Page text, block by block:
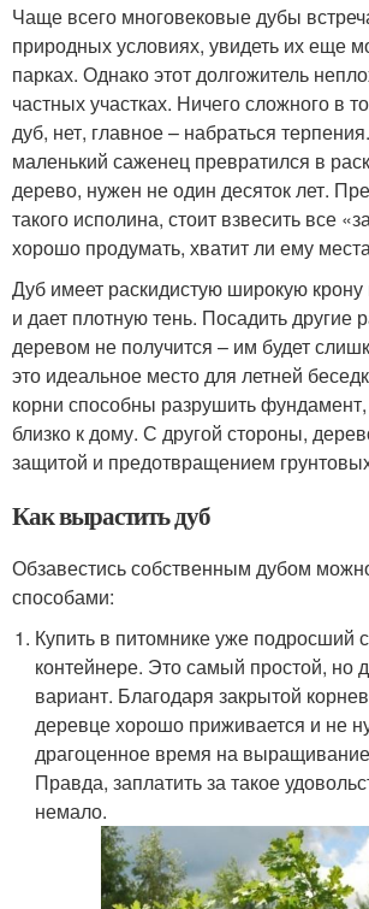
Чаще всего многовековые дубы
природных условиях, увидеть их еще
парках. Однако этот долгожитель
частных участках. Ничего сложного в
дуб, нет, главное – набраться
маленький саженец превратился в
дерево, нужен не один десяток лет.
такого исполина, стоит взвесить все
хорошо продумать, хватит ли ему
Дуб имеет раскидистую широкую крону
и дает плотную тень. Посадить другие
деревом не получится – им будет
это идеальное место для летней
корни способны разрушить фундамент,
близко к дому. С другой стороны,
защитой и предотвращением
Как вырастить дуб
Обзавестись собственным дубом
способами:
Купить в питомнике уже подросший
контейнере. Это самый простой, но
вариант. Благодаря закрытой
деревце хорошо приживается и не
драгоценное время на
Правда, заплатить за такое
немало.